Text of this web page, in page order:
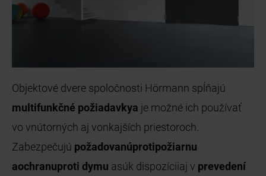
Objektové dvere spoločnosti Hörmann spĺňajú
multifunkčné požiadavkya je možné ich používať
vo vnútorných aj vonkajších priestoroch.
Zabezpečujú požadovanúprotipožiarnu
aochranuproti dymu asúk dispozíciiaj v prevedení